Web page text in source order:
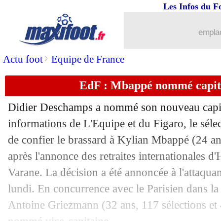
Actu foot> Equipe de France
Les Infos du
EdF : Mbappé nommé
Didier Deschamps a nommé son nouveau
informations de L'Equipe et du Figaro, le
de confier le brassard à Kylian Mbappé (24
après l'annonce des retraites internationales
Varane. La décision a été annoncée à
lundi. En concurrence avec le Parisien dans
Antoine Griezmann (32 ans, 117 sélections
: un gardien français dans le
21/03 Inter: un grand ménage en
21/03 Man City: une grosse offre pour
: Lahm critique Verratti
21/03 Juve: Rabiot, la C1 ou le départ ?
21/03 PSG: P. Lahm - "un magasin de luxe"
21/03 Séville: les adieux de Sampaoli
21/03 PSV: le fan qui a frappé Dmitrovic